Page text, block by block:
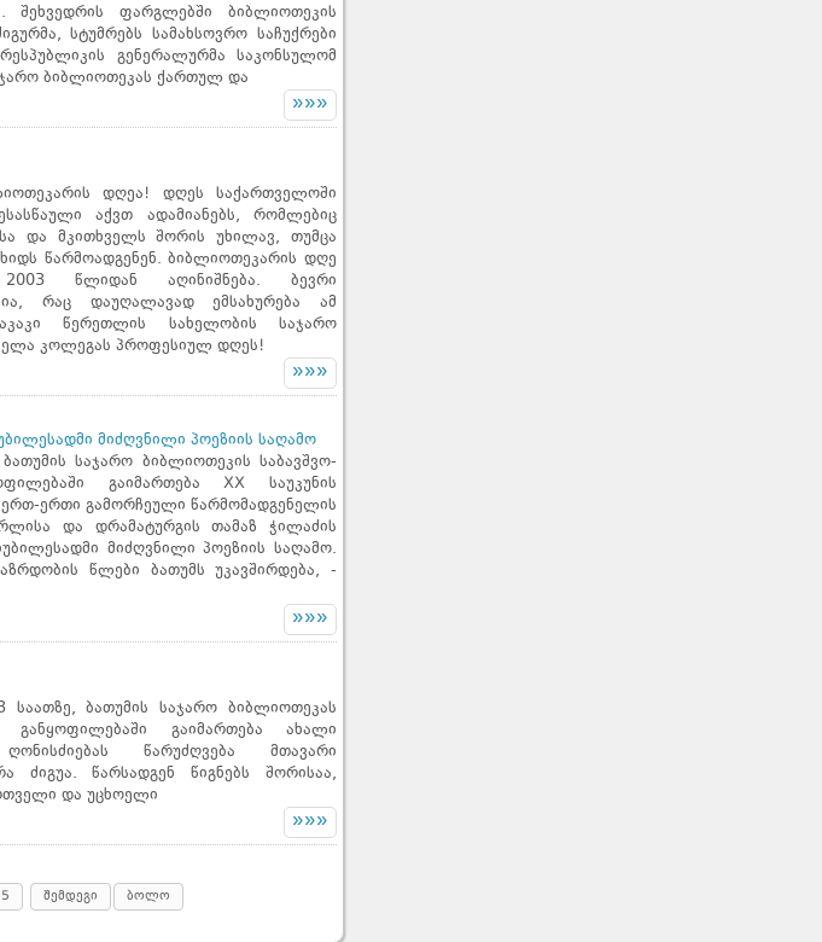
შეხვედრის ფარგლებში ბიბლიოთეკის
სტუმრებს სამახსოვრო საჩუქრები
გენერალურმა საკონსულომ
ბიბლიოთეკას ქართულ და
»»»
დღეა! დღეს საქართველოში
აქვთ ადამიანებს, რომლებიც
და მკითხველს შორის უხილავ, თუმცა
წარმოადგენენ. ბიბლიოთეკარის დღე
2003 წლიდან აღინიშნება. ბევრი
რაც დაუღალავად ემსახურება ამ
წერეთლის სახელობის საჯარო
კოლეგას პროფესიულ დღეს!
»»»
მიძღვნილი პოეზიის საღამო
საჯარო ბიბლიოთეკის საბავშვო-
გაიმართება XX საუკუნის
ერთი გამორჩეული წარმომადგენელის
და დრამატურგის თამაზ ჭილაძის
მიძღვნილი პოეზიის საღამო.
წლები ბათუმს უკავშირდება, -
»»»
ბათუმის საჯარო ბიბლიოთეკას
განყოფილებაში გაიმართება ახალი
წარუძღვება მთავარი
ძიგუა. წარსადგენ წიგნებს შორისაა,
და უცხოელი
»»»
5 შემდეგი ბოლო